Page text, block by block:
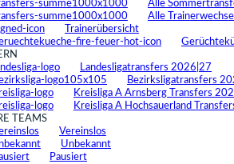
Alle
Alle
Trainerübersicht
Landesligatransfers 2026|27
Bezirksligatransfers
Kreisliga A Arnsberg Transfers
Kreisliga A Hochsauerland
TEAMS
Vereinslos
Unbekannt
Pausiert